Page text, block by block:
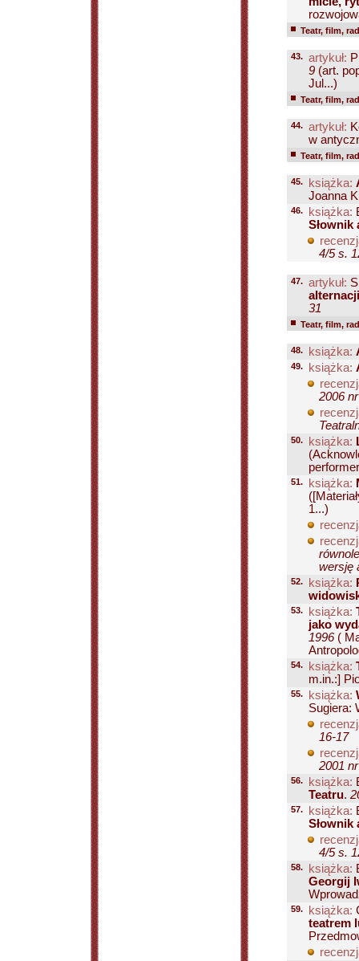
Teatr, film,
43. artykuł:
9 (art.
Jul...)
Teatr, film,
44. artykuł:
w
Teatr, film,
45. książka:
Joanna
46. książka:
4/5 s.
47. artykuł:
alternacji
31
Teatr, film,
48. książka:
49. książka:
2006
50. książka:
51. książka:
1...)
wersję
52. książka:
53. książka:
jako
1996 (
54. książka:
m.in.:]
55. książka:
Sugiera:
16-17
2001
56. książka:
Teatru.
57. książka:
4/5 s.
58. książka:
Georgij
59. książka:
teatrem